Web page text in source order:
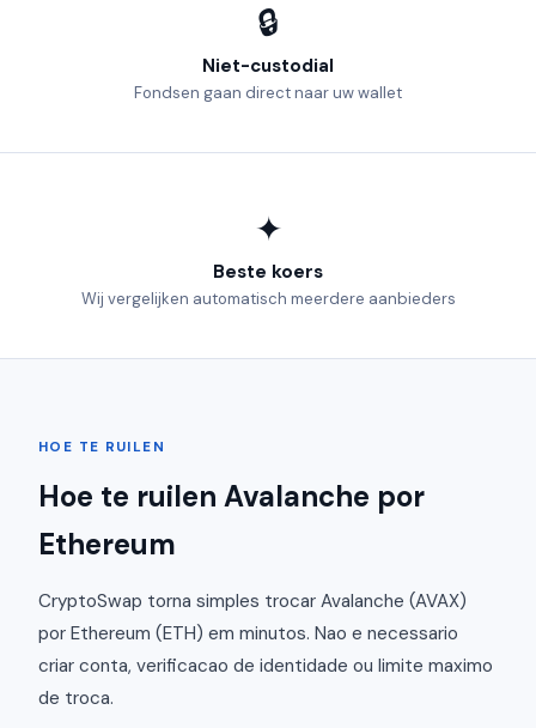
🔒
Niet-custodial
Fondsen gaan direct naar uw wallet
✦
Beste koers
Wij vergelijken automatisch meerdere aanbieders
HOE TE RUILEN
Hoe te ruilen Avalanche por
Ethereum
CryptoSwap torna simples trocar Avalanche (AVAX)
por Ethereum (ETH) em minutos. Nao e necessario
criar conta, verificacao de identidade ou limite maximo
de troca.